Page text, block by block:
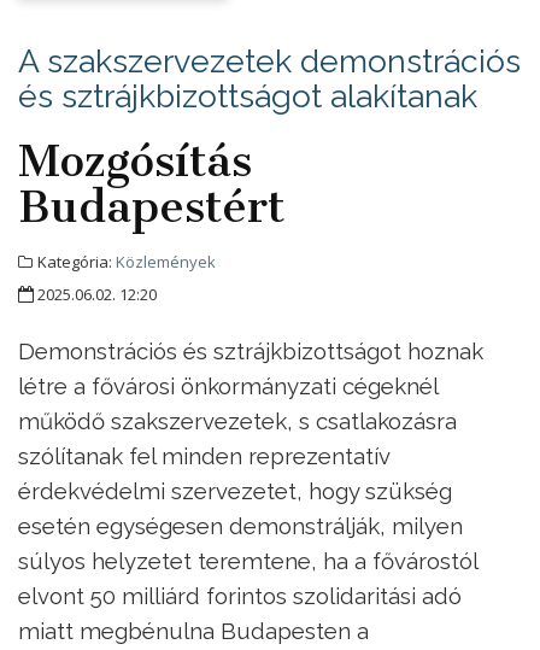
A szakszervezetek demonstrációs
és sztrájkbizottságot alakítanak
Mozgósítás
Budapestért
Kategória: Közlemények
2025.06.02. 12:20
Demonstrációs és sztrájkbizottságot hoznak
létre a fővárosi önkormányzati cégeknél
működő szakszervezetek, s csatlakozásra
szólítanak fel minden reprezentatív
érdekvédelmi szervezetet, hogy szükség
esetén egységesen demonstrálják, milyen
súlyos helyzetet teremtene, ha a fővárostól
elvont 50 milliárd forintos szolidaritási adó
miatt megbénulna Budapesten a